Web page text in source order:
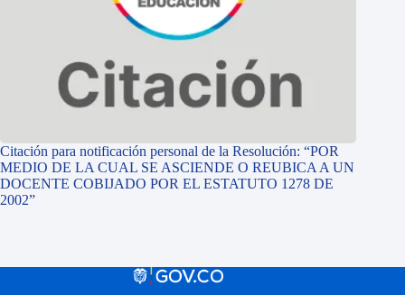
Citación para notificación personal de la Resolución: “POR
MEDIO DE LA CUAL SE ASCIENDE O REUBICA A UN
DOCENTE COBIJADO POR EL ESTATUTO 1278 DE
2002”